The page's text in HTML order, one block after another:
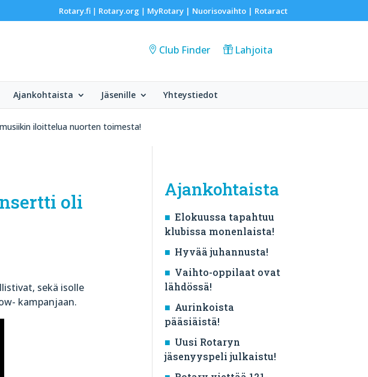
Rotary.fi| Rotary.org | MyRotary | Nuorisovaihto| Rotaract
Club Finder Lahjoita
Ajankohtaista Jäsenille Yhteystiedot
iloittelua nuorten toimesta!
oli
sekä isolle
kampanjaan.
Ajankohtaista
Elokuussa tapahtuu
klubissa monenlaista!
Hyvää juhannusta!
Vaihto-oppilaat ovat
lähdössä!
Aurinkoista
pääsiäistä!
Uusi Rotaryn
jäsenyyspeli julkaistu!